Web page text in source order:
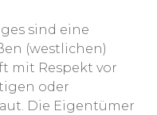
sind eine
(westlichen)
mit Respekt vor
oder
Die Eigentümer